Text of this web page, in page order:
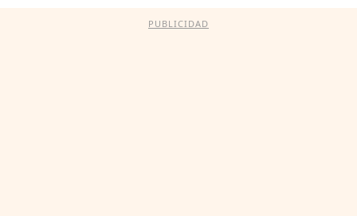
PUBLICIDAD